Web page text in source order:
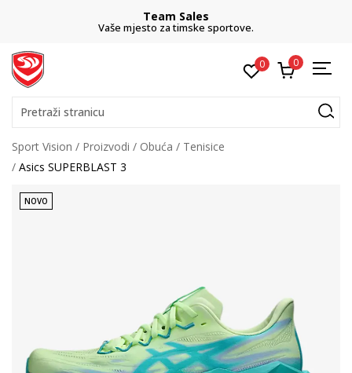
Team Sales
Vaše mjesto za timske sportove.
0 0
Pretraži stranicu
Sport Vision Proizvodi Obuća
Tenisice
Asics SUPERBLAST 3
NOVO